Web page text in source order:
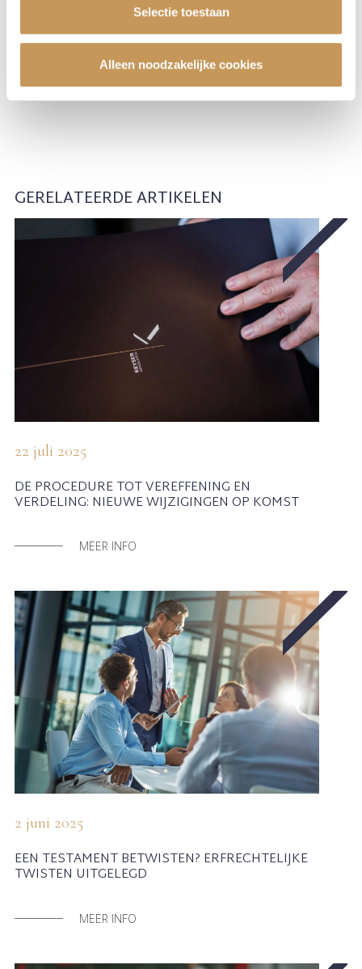
Selectie toestaan
Alleen noodzakelijke cookies
GERELATEERDE ARTIKELEN
22 juli 2025
DE PROCEDURE TOT VEREFFENING EN
VERDELING: NIEUWE WIJZIGINGEN OP KOMST
MEER INFO
2 juni 2025
EEN TESTAMENT BETWISTEN? ERFRECHTELIJKE
TWISTEN UITGELEGD
MEER INFO